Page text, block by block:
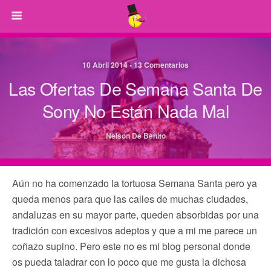
10 Abril 2014 • 13 Comentarios
Las Ofertas De Semana Santa De
Sony No Están Nada Mal
Nelson De Benito
Aún no ha comenzado la tortuosa Semana Santa pero ya
queda menos para que las calles de muchas ciudades,
andaluzas en su mayor parte, queden absorbidas por una
tradición con excesivos adeptos y que a mi me parece un
coñazo supino. Pero este no es mi blog personal donde
os pueda taladrar con lo poco que me gusta la dichosa